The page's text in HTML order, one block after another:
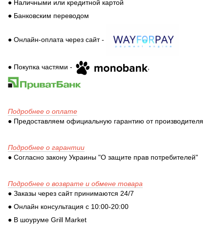
● Наличными или кредитной картой
● Банковским переводом
● Онлайн-оплата через сайт -
● Покупка частями - ,
Подробнее о оплате
● Предоставляем официальную гарантию от производителя
Подробнее о гарантии
● Согласно закону Украины "О защите прав потребителей"
Подробнее о возврате и обмене товара
● Заказы через сайт принимаются 24/7
● Онлайн консультация с 10:00-20:00
● В шоуруме Grill Market